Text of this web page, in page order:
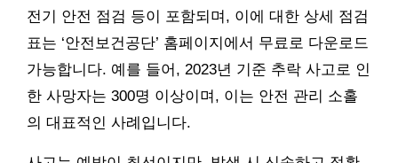
전기 안전 점검 등이 포함되며, 이에 대한 상세 점검
표는 ‘안전보건공단’ 홈페이지에서 무료로 다운로드
가능합니다. 예를 들어, 2023년 기준 추락 사고로 인
한 사망자는 300명 이상이며, 이는 안전 관리 소홀
의 대표적인 사례입니다.